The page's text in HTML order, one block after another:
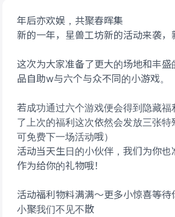
年后亦欢娱，共聚春晖集
新的一年，星兽工坊新的活动来袭，
这次为大家准备了更大的场地和丰
品自助w与六个与众不同的小游戏。
若成功通过六个游戏便会得到隐藏
了上次的福利这次依然会发放三张特
可免费下一场活动哦）
活动当天生日的小伙伴，我们为你
作为给你的礼物哦！
活动福利物料满满～更多小惊喜等
小聚我们不见不散